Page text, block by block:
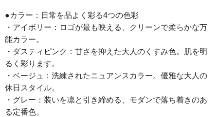
●カラー：日常を品よく彩る4つの色彩
・アイボリー：ロゴが最も映える、クリーンで柔らかな万
能カラー。
・ダスティピンク：甘さを抑えた大人のくすみ色。肌を明
るく彩ります。
・ベージュ：洗練されたニュアンスカラー。優雅な大人の
休日スタイル。
・グレー：装いを凛と引き締める、モダンで落ち着きのあ
る定番色。